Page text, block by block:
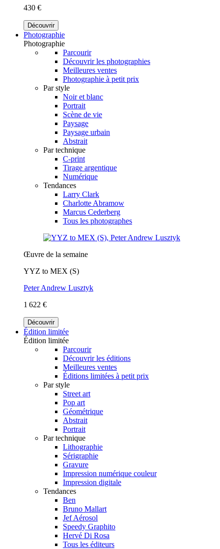
430 €
Découvrir
Photographie
Photographie
Parcourir
Découvrir les photographies
Meilleures ventes
Photographie à petit prix
Par style
Noir et blanc
Portrait
Scène de vie
Paysage
Paysage urbain
Abstrait
Par technique
C-print
Tirage argentique
Numérique
Tendances
Larry Clark
Charlotte Abramow
Marcus Cederberg
Tous les photographes
Œuvre de la semaine
YYZ to MEX (S)
Peter Andrew Lusztyk
1 622 €
Découvrir
Édition limitée
Édition limitée
Parcourir
Découvrir les éditions
Meilleures ventes
Éditions limitées à petit prix
Par style
Street art
Pop art
Géométrique
Abstrait
Portrait
Par technique
Lithographie
Sérigraphie
Gravure
Impression numérique couleur
Impression digitale
Tendances
Ben
Bruno Mallart
Jef Aérosol
Speedy Graphito
Hervé Di Rosa
Tous les éditeurs